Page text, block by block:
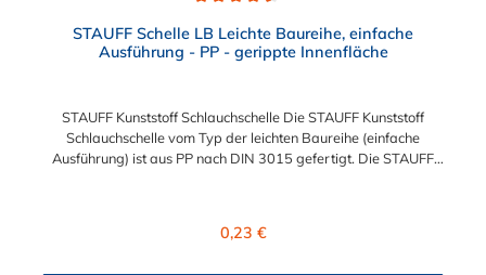
STAUFF Schelle LB Leichte Baureihe, einfache
Ausführung - PP - gerippte Innenfläche
STAUFF Kunststoff Schlauchschelle Die STAUFF Kunststoff
Schlauchschelle vom Typ der leichten Baureihe (einfache
Ausführung) ist aus PP nach DIN 3015 gefertigt. Die STAUFF
der mit der STAUFF Kunststoff Schlauchschelle befestigt werden
Regulärer Preis:
0,23 €